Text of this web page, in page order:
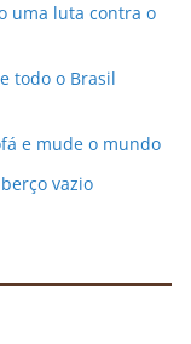
uma luta contra o
todo o Brasil
e mude o mundo
vazio